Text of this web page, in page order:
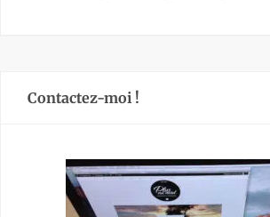
Contactez-moi !